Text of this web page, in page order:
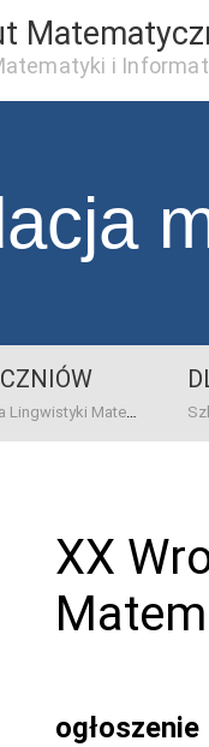
i
adresowe kontakt
Olimpiada Lingwistyki Matematycznej
XX
ogłoszenie